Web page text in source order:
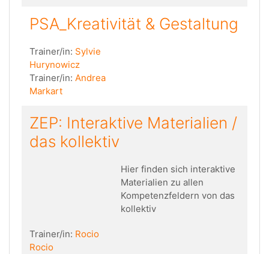
PSA_Kreativität & Gestaltung
Trainer/in: Sylvie
Hurynowicz
Trainer/in: Andrea
Markart
ZEP: Interaktive Materialien /
das kollektiv
Hier finden sich interaktive
Materialien zu allen
Kompetenzfeldern von das
kollektiv
Trainer/in: Rocio
Rocio